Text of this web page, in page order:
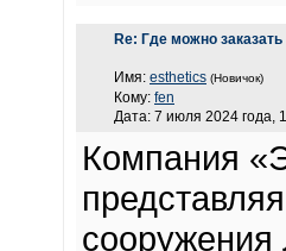
Re: Где можно
Имя: esthetics (Новичок)
Кому: fen
Дата: 7 июля 2024 года,
Компания